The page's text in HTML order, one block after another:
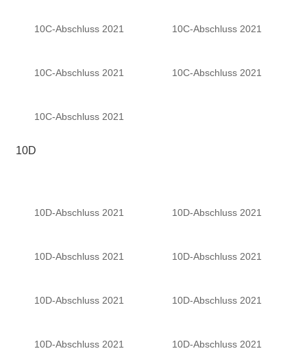
10C-Abschluss 2021 10C-Abschluss 2021
10C-Abschluss 2021 10C-Abschluss 2021
10C-Abschluss 2021
10D
10D-Abschluss 2021 10D-Abschluss 2021
10D-Abschluss 2021 10D-Abschluss 2021
10D-Abschluss 2021 10D-Abschluss 2021
10D-Abschluss 2021 10D-Abschluss 2021